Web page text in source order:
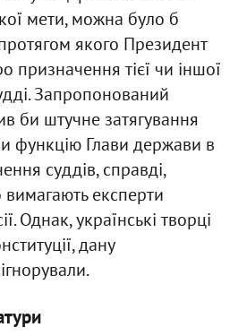
мети, можна було б
якого Президент
призначення тієї чи іншої
Запропонований
би штучне затягування
функцію Глави держави в
суддів, справді,
експерти
Однак, українські творці
дану